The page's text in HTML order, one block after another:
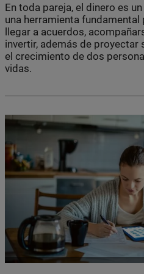
En toda pareja, el dinero es
una herramienta fundamental
llegar a acuerdos,
invertir, además de
el crecimiento de dos
vidas.